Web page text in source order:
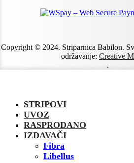
Copyright © 2024. Striparnica Babilon.
održavanje: Creative
.
STRIPOVI
UVOZ
RASPRODANO
IZDAVAČI
Fibra
Libellus